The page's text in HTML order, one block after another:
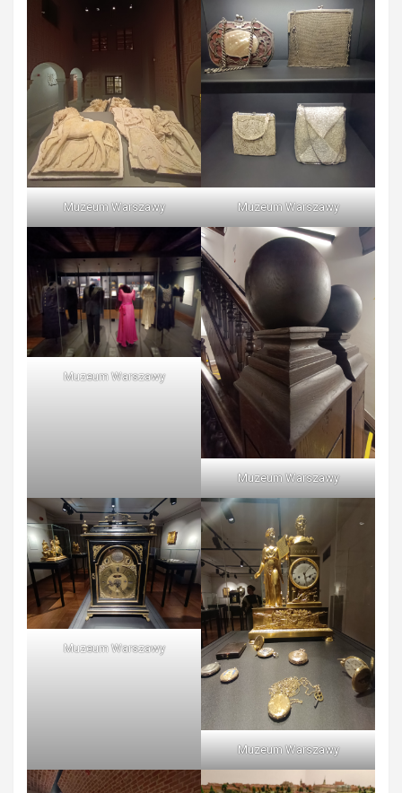
Muzeum Warszawy Muzeum Warszawy
Muzeum Warszawy
Muzeum Warszawy
Muzeum Warszawy
Muzeum Warszawy